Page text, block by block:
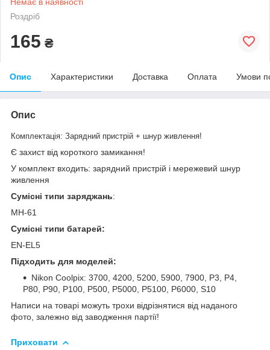
Роздріб
165 ₴
Опис Характеристики Доставка Оплата Умови
Опис
Комплектація: Зарядний пристрій + шнур живлення!
Є захист від короткого замикання!
У комплект входить: зарядний пристрій і мережевий шнур
живлення
Сумісні типи заряджань:
MH-61
Сумісні типи батарей:
EN-EL5
Підходить для моделей:
Nikon Coolpix: 3700, 4200, 5200, 5900, 7900, P3, P4,
P80, P90, P100, P500, P5000, P5100, P6000, S10
Написи на товарі можуть трохи відрізнятися від наданого
фото, залежно від заводження партії!
Приховати